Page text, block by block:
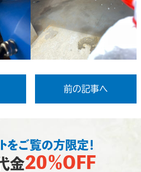
前の記事へ
をご覧の方限定！
金20％OFF